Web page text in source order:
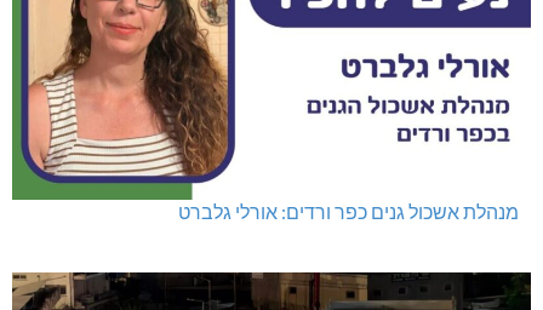
מנהלת אשכול גנים כפר ורדים: אורלי גלברט